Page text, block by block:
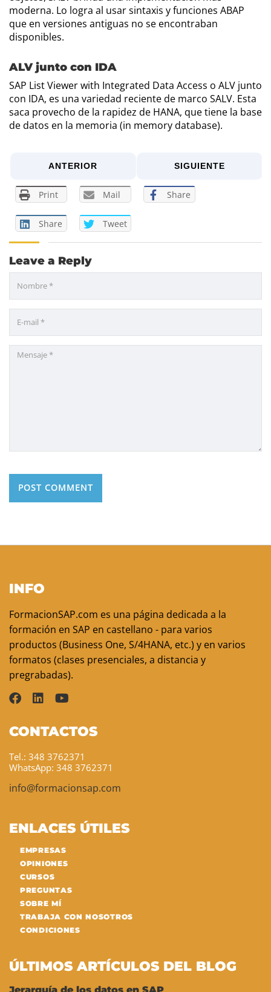
moderna. Lo logra al usar sintaxis y funciones ABAP
que en versiones antiguas no se encontraban
disponibles.
ALV junto con IDA
SAP List Viewer with Integrated Data Access o ALV junto
con IDA, es una variedad reciente de marco SALV. Esta
saca provecho de la rapidez de HANA, que tiene la base
de datos en la memoria (in memory database).
ANTERIOR SIGUIENTE
Print Mail Share
Share Tweet
Leave a Reply
INFO
FormacionSAP.com es una página dedicada a la
formación en SAP en castellano - para varios
productos (Business One, S/4HANA, etc.) y en varios
formatos (clases presenciales, a distancia y
pregrabadas).
CONTACTOS
Tel.: 348 3762371
WhatsApp: 348 3762371
info@formacionsap.com
ENLACES ÚTILES
EMPRESAS
OPINIONES
CURSOS
PREGUNTAS
SOBRE MÍ
TRABAJA CON NOSOTROS
CONDICIONES
ÚLTIMOS ARTÍCULOS DEL BLOG